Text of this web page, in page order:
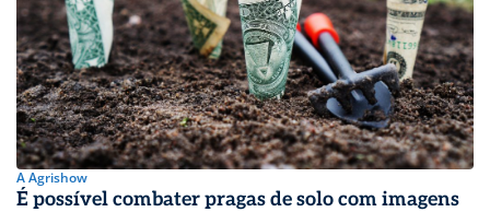
A Agrishow
É possível combater pragas de solo com imagens